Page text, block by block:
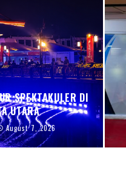
SPEKTAKULER DI
UTARA
August 7, 2026